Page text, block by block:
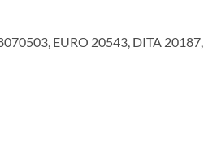
EURO 20543, DITA 20187,